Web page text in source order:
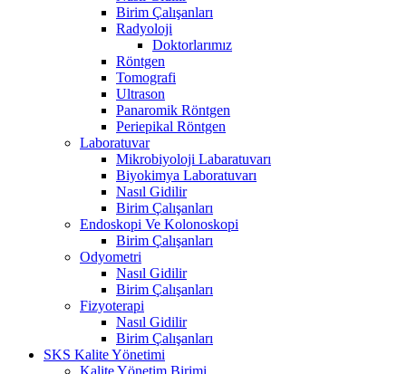
Birim Çalışanları
Radyoloji
Doktorlarımız
Röntgen
Tomografi
Ultrason
Panaromik Röntgen
Periepikal Röntgen
Laboratuvar
Mikrobiyoloji Labaratuvarı
Biyokimya Laboratuvarı
Nasıl Gidilir
Birim Çalışanları
Endoskopi Ve Kolonoskopi
Birim Çalışanları
Odyometri
Nasıl Gidilir
Birim Çalışanları
Fizyoterapi
Nasıl Gidilir
Birim Çalışanları
SKS Kalite Yönetimi
Kalite Yönetim Birimi